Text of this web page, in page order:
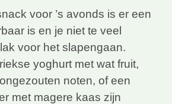
voor ’s avonds is er een
is en je niet te veel
voor het slapengaan.
yoghurt met wat fruit,
noten, of een
met magere kaas zijn